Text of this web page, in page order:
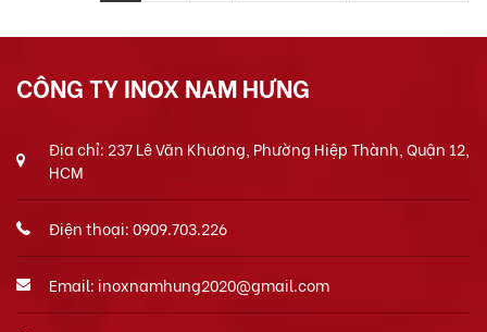
CÔNG TY INOX NAM HƯNG
Địa chỉ: 237 Lê Văn Khương, Phường Hiệp Thành, Quận 12,
HCM
Điện thoại: 0909.703.226
Email: inoxnamhung2020@gmail.com